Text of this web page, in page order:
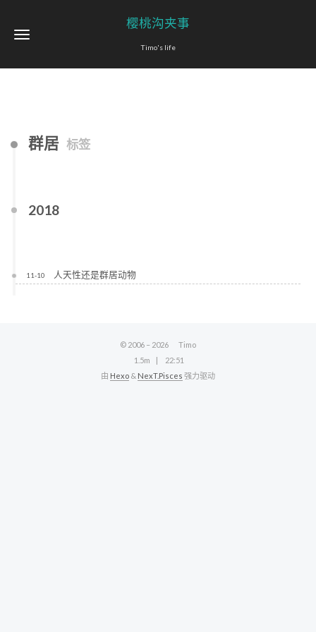
樱桃沟夹事
Timo's life
群居 标签
2018
11-10 人天性还是群居动物
© 2006 – 2026
Timo
1.5m
22:51
由 Hexo & NexT.Pisces 强力驱动